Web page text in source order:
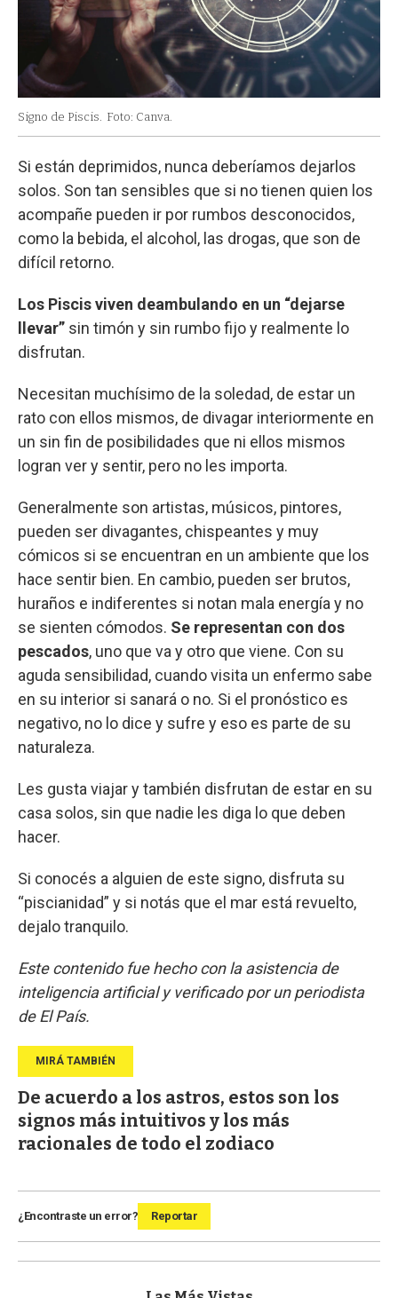
Signo de Piscis. Foto: Canva.
Si están deprimidos, nunca deberíamos dejarlos
solos. Son tan sensibles que si no tienen quien los
acompañe pueden ir por rumbos desconocidos,
como la bebida, el alcohol, las drogas, que son de
difícil retorno.
Los Piscis viven deambulando en un “dejarse
llevar” sin timón y sin rumbo fijo y realmente lo
disfrutan.
Necesitan muchísimo de la soledad, de estar un
rato con ellos mismos, de divagar interiormente en
un sin fin de posibilidades que ni ellos mismos
logran ver y sentir, pero no les importa.
Generalmente son artistas, músicos, pintores,
pueden ser divagantes, chispeantes y muy
cómicos si se encuentran en un ambiente que los
hace sentir bien. En cambio, pueden ser brutos,
huraños e indiferentes si notan mala energía y no
se sienten cómodos. Se representan con dos
pescados, uno que va y otro que viene. Con su
aguda sensibilidad, cuando visita un enfermo sabe
en su interior si sanará o no. Si el pronóstico es
negativo, no lo dice y sufre y eso es parte de su
naturaleza.
Les gusta viajar y también disfrutan de estar en su
casa solos, sin que nadie les diga lo que deben
hacer.
Si conocés a alguien de este signo, disfruta su
“piscianidad” y si notás que el mar está revuelto,
dejalo tranquilo.
Este contenido fue hecho con la asistencia de
inteligencia artificial y verificado por un periodista
de El País.
De acuerdo a los astros, estos son los
signos más intuitivos y los más
racionales de todo el zodiaco
¿Encontraste un error? Reportar